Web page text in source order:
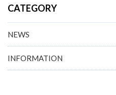
CATEGORY
NEWS
INFORMATION